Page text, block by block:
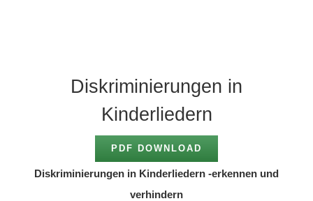
Diskriminierungen in
Kinderliedern
PDF DOWNLOAD
Diskriminierungen in Kinderliedern -erkennen und
verhindern